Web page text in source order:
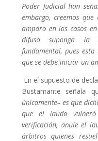
Poder Judicial han
embargo, creemos
amparo en los casos
difuso suponga la
fundamental, pues
que se debe iniciar un
En el supuesto de
Bustamante señala
únicamente– es que
que el laudo
verificación, anule el
árbitros quienes